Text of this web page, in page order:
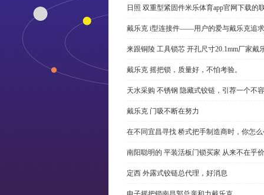
日照 双重型紧固件米乐体育app官网下载的
戴乐克 i型连接件——用户的爱与戴乐克追求
来跟铜陵 工具锁芯 开孔尺寸20.1mm厂家
戴乐克 摇把锁，质量好，不怕考验。
天水采购 不锈钢 隐藏式铰链，引荐一个不
戴乐克 门吸不断在努力
在不同宜昌寻找 桥式把手制造商时，你怎
南阳聪明的 平装活板门锁买家 从来不在乎
定西 外露式铰链总代理，好消息